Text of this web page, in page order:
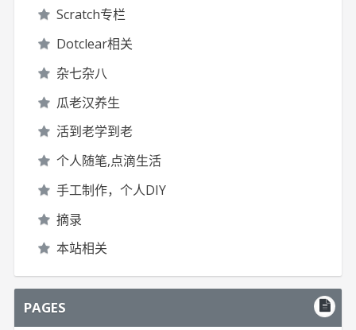
Scratch专栏
Dotclear相关
杂七杂八
瓜老汉养生
活到老学到老
个人随笔,点滴生活
手工制作，个人DIY
摘录
本站相关
PAGES